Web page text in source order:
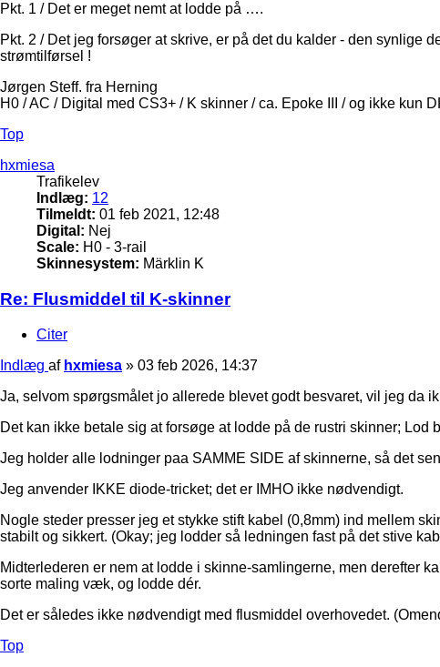
Pkt. 1 / Det er meget nemt at lodde på ….
Pkt. 2 / Det jeg forsøger at skrive, er på det du kalder - den synlige
strømtilførsel !
Jørgen Steff. fra Herning
H0 / AC / Digital med CS3+ / K skinner / ca. Epoke III / og ikke kun
Top
hxmiesa
Trafikelev
Indlæg: 12
Tilmeldt: 01 feb 2021, 12:48
Digital: Nej
Scale: H0 - 3-rail
Skinnesystem: Märklin K
Re: Flusmiddel til K-skinner
Citer
Indlæg af hxmiesa » 03 feb 2026, 14:37
Ja, selvom spørgsmålet jo allerede blevet godt besvaret, vil jeg da
Det kan ikke betale sig at forsøge at lodde på de rustri skinner; Lod
Jeg holder alle lodninger paa SAMME SIDE af skinnerne, så det
Jeg anvender IKKE diode-tricket; det er IMHO ikke nødvendigt.
Nogle steder presser jeg et stykke stift kabel (0,8mm) ind mellem
stabilt og sikkert. (Okay; jeg lodder så ledningen fast på det stive
Midterlederen er nem at lodde i skinne-samlingerne, men derefter
sorte maling væk, og lodde dér.
Det er således ikke nødvendigt med flusmiddel overhovedet.
Top